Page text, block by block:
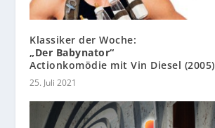
Klassiker der Woche:
„Der Babynator“
Actionkomödie mit Vin Diesel (2005)
25. Juli 2021